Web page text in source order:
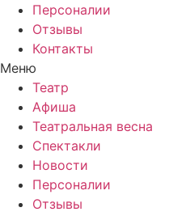
Персоналии
Отзывы
Контакты
Меню
Театр
Афиша
Театральная весна
Спектакли
Новости
Персоналии
Отзывы